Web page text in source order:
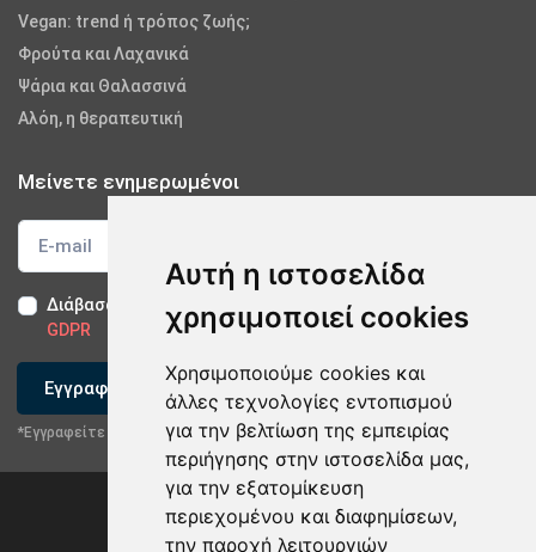
Αυτή η ιστοσελίδα
χρησιμοποιεί cookies
Χρησιμοποιούμε cookies και
άλλες τεχνολογίες εντοπισμού
για την βελτίωση της εμπειρίας
περιήγησης στην ιστοσελίδα μας,
για την εξατομίκευση
περιεχομένου και διαφημίσεων,
την παροχή λειτουργιών
Vegan: trend ή τρόπος ζωής;
Φρούτα και Λαχανικά
Ψάρια και Θαλασσινά
Αλόη, η θεραπευτική
Μείνετε ενημερωμένοι
Διάβασα και αποδέχομαι τους Όρους Χρήσης -
Δήλωση
GDPR
Εγγραφείτε
*Εγγραφείτε στο newsletter μας